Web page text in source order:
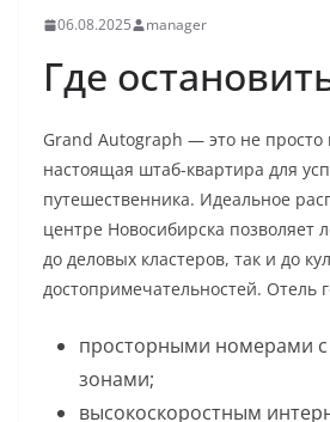
06.08.2025 manager
Где
Grand Autograph — это не просто
настоящая штаб-квартира для
путешественника. Идеальное
центре Новосибирска позволяет
до деловых кластеров, так и до
достопримечательностей. Отель
просторными номерами
зонами;
высокоскоростным